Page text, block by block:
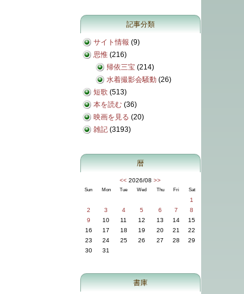
記事分類
サイト情報 (9)
思惟 (216)
帰依三宝 (214)
水着撮影会騒動 (26)
短歌 (513)
本を読む (36)
映画を見る (20)
雑記 (3193)
暦
<< 2026/08 >>
Sun Mon Tue Wed Thu Fri Sat
1
2
3 4 5 6 7
8
9
10 11 12 13 14
15
16
17 18 19 20 21
22
23
24 25 26 27 28
29
30
31
書庫